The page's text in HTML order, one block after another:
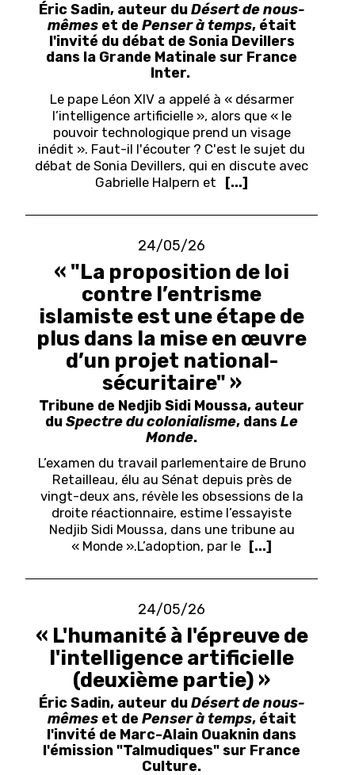
Éric Sadin, auteur duDésert de nous-
mêmeset dePenser à temps, était
l'invité du débat de Sonia Devillers
dans la Grande Matinale sur France
Inter.
Le pape Léon XIV a appelé à « désarmer
l’intelligence artificielle », alors que « le
pouvoir technologique prend un visage
inédit ». Faut-il l'écouter ? C'est le sujet du
débat de Sonia Devillers, qui en discute avec
Gabrielle Halpern et
[...]
24/05/26
« "La proposition de loi
contre l’entrisme
islamiste est une étape de
plus dans la mise en œuvre
d’un projet national-
sécuritaire" »
Tribune de Nedjib Sidi Moussa, auteur
duSpectre du colonialisme, dans Le
Monde.
L’examen du travail parlementaire de Bruno
Retailleau, élu au Sénat depuis près de
vingt-deux ans, révèle les obsessions de la
droite réactionnaire, estime l’essayiste
Nedjib Sidi Moussa, dans une tribune au
« Monde ».L’adoption, par le [...]
24/05/26
« L'humanité à l'épreuve de
l'intelligence artificielle
(deuxième partie) »
Éric Sadin, auteur duDésert de nous-
mêmeset dePenser à temps, était
l'invité de Marc-Alain Ouaknin dans
l'émission "Talmudiques" sur France
Culture.